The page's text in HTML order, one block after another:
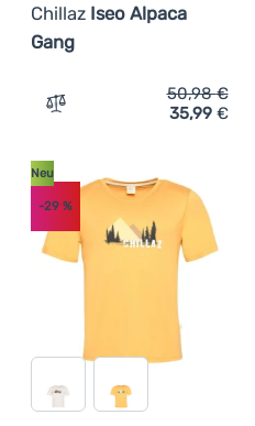
Chillaz Iseo Alpaca
Gang
Zum Vergleich 'Damen-
50,98€
35,99 €
Neu
-29 %